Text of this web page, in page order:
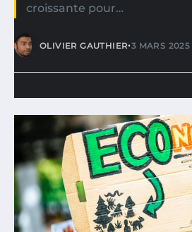
croissante pour…
OLIVIER GAUTHIER•3 MARS 2025